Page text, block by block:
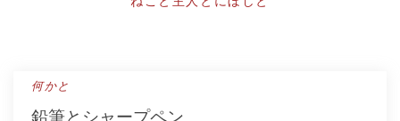
何かと
鉛筆とシャープペン